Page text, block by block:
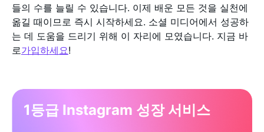
들의 수를 늘릴 수 있습니다. 이제 배운 모든 것을 실천에
옮길 때이므로 즉시 시작하세요. 소셜 미디어에서 성공하
는 데 도움을 드리기 위해 이 자리에 모였습니다. 지금 바
로가입하세요!
1등급 Instagram 성장 서비스